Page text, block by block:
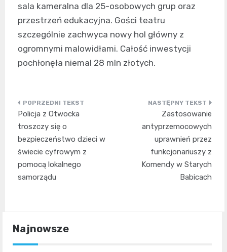
sala kameralna dla 25-osobowych grup oraz
przestrzeń edukacyjna. Gości teatru
szczególnie zachwyca nowy hol główny z
ogromnymi malowidłami. Całość inwestycji
pochłonęła niemal 28 mln złotych.
Nawigacja
wpisu
Policja z Otwocka
troszczy się o
bezpieczeństwo dzieci w
świecie cyfrowym z
pomocą lokalnego
samorządu
Zastosowanie
antyprzemocowych
uprawnień przez
funkcjonariuszy z
Komendy w Starych
Babicach
Najnowsze